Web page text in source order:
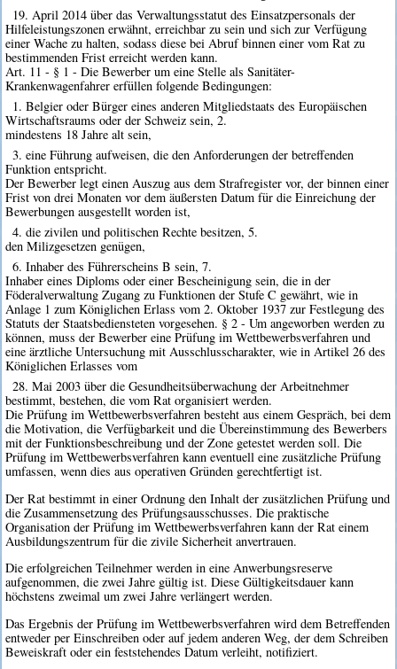
19. April 2014 über das Verwaltungsstatut des Einsatzpersonals der
Hilfeleistungszonen erwähnt, erreichbar zu sein und sich zur Verfügung
einer Wache zu halten, sodass diese bei Abruf binnen einer vom Rat zu
bestimmenden Frist erreicht werden kann.
Art. 11 - § 1 - Die Bewerber um eine Stelle als Sanitäter-
Krankenwagenfahrer erfüllen folgende Bedingungen:
1. Belgier oder Bürger eines anderen Mitgliedstaats des Europäischen
Wirtschaftsraums oder der Schweiz sein, 2.
mindestens 18 Jahre alt sein,
3. eine Führung aufweisen, die den Anforderungen der betreffenden
Funktion entspricht.
Der Bewerber legt einen Auszug aus dem Strafregister vor, der binnen einer
Frist von drei Monaten vor dem äußersten Datum für die Einreichung der
Bewerbungen ausgestellt worden ist,
4. die zivilen und politischen Rechte besitzen, 5.
den Milizgesetzen genügen,
6. Inhaber des Führerscheins B sein, 7.
Inhaber eines Diploms oder einer Bescheinigung sein, die in der
Föderalverwaltung Zugang zu Funktionen der Stufe C gewährt, wie in
Anlage 1 zum Königlichen Erlass vom 2. Oktober 1937 zur Festlegung des
Statuts der Staatsbediensteten vorgesehen. § 2 - Um angeworben werden zu
können, muss der Bewerber eine Prüfung im Wettbewerbsverfahren und
eine ärztliche Untersuchung mit Ausschlusscharakter, wie in Artikel 26 des
Königlichen Erlasses vom
28. Mai 2003 über die Gesundheitsüberwachung der Arbeitnehmer
bestimmt, bestehen, die vom Rat organisiert werden.
Die Prüfung im Wettbewerbsverfahren besteht aus einem Gespräch, bei dem
die Motivation, die Verfügbarkeit und die Übereinstimmung des Bewerbers
mit der Funktionsbeschreibung und der Zone getestet werden soll. Die
Prüfung im Wettbewerbsverfahren kann eventuell eine zusätzliche Prüfung
umfassen, wenn dies aus operativen Gründen gerechtfertigt ist.
Der Rat bestimmt in einer Ordnung den Inhalt der zusätzlichen Prüfung und
die Zusammensetzung des Prüfungsausschusses. Die praktische
Organisation der Prüfung im Wettbewerbsverfahren kann der Rat einem
Ausbildungszentrum für die zivile Sicherheit anvertrauen.
Die erfolgreichen Teilnehmer werden in eine Anwerbungsreserve
aufgenommen, die zwei Jahre gültig ist. Diese Gültigkeitsdauer kann
höchstens zweimal um zwei Jahre verlängert werden.
Das Ergebnis der Prüfung im Wettbewerbsverfahren wird dem Betreffenden
entweder per Einschreiben oder auf jedem anderen Weg, der dem Schreiben
Beweiskraft oder ein feststehendes Datum verleiht, notifiziert.